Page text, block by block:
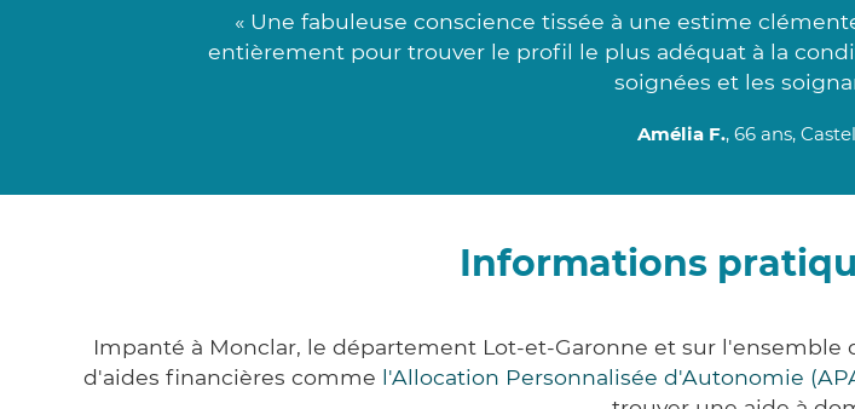
« Une fabuleuse conscience tissée à une estime
entièrement pour trouver le profil le plus adéquat à la
soignées et les
Amélia F., 66 ans,
Informations
Impanté à Monclar, le département Lot-et-Garonne et sur l'ensemble
d'aides financières comme l'Allocation Personnalisée d'Autonomie